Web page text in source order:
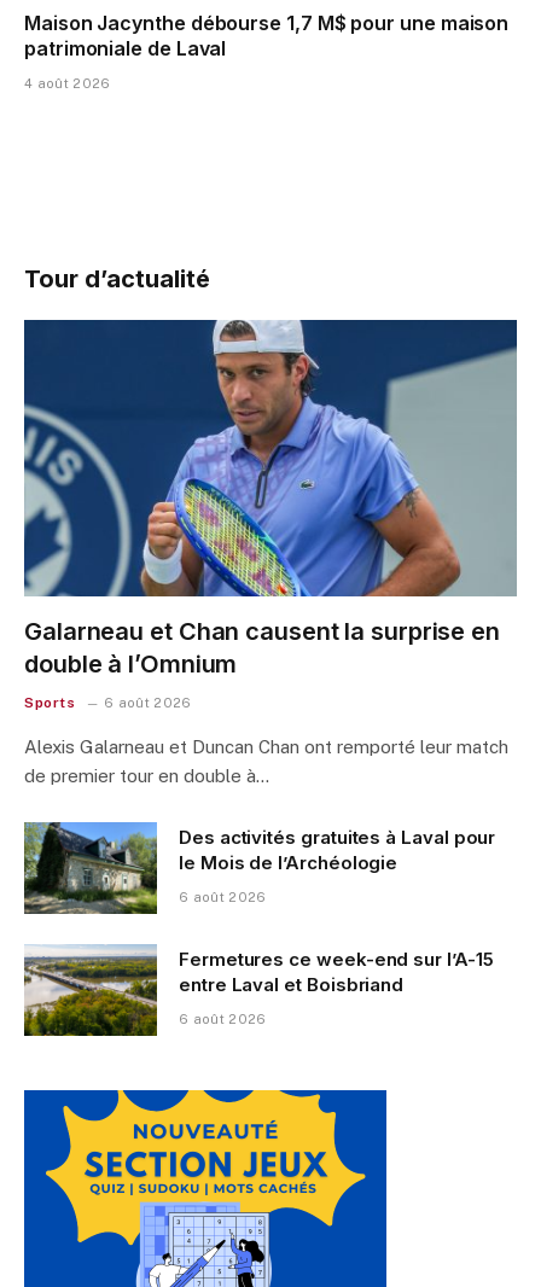
Maison Jacynthe débourse 1,7 M$ pour une maison
patrimoniale de Laval
4 août 2026
Tour d’actualité
Galarneau et Chan causent la surprise en
double à l’Omnium
Sports 6 août 2026
Alexis Galarneau et Duncan Chan ont remporté leur match
de premier tour en double à…
Des activités gratuites à Laval pour
le Mois de l’Archéologie
6 août 2026
Fermetures ce week-end sur l’A-15
entre Laval et Boisbriand
6 août 2026